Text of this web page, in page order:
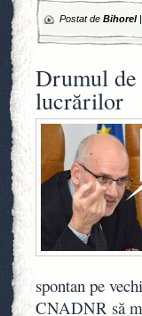
Postat de Bihorel|
Drumul de
lucrărilor
spontan pe
CNADNR să